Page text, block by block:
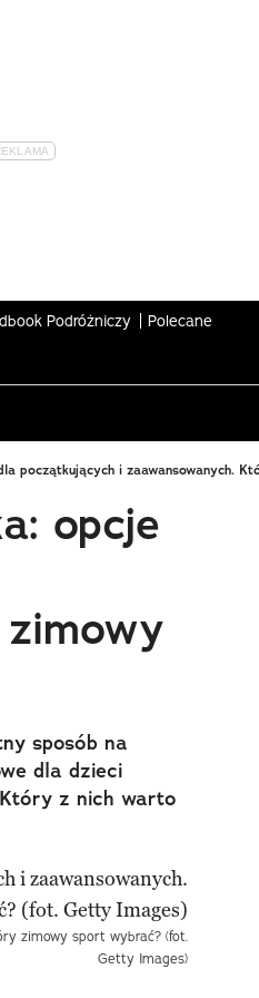
Podróżniczy Polecane
początkujących i zaawansowanych.
opcje
sposób na
dla dzieci
z nich warto
zimowy sport wybrać? (fot.
Getty Images)